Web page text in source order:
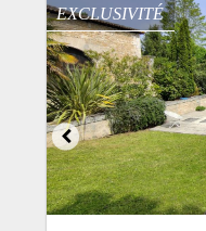
EXCLUSIVITÉ